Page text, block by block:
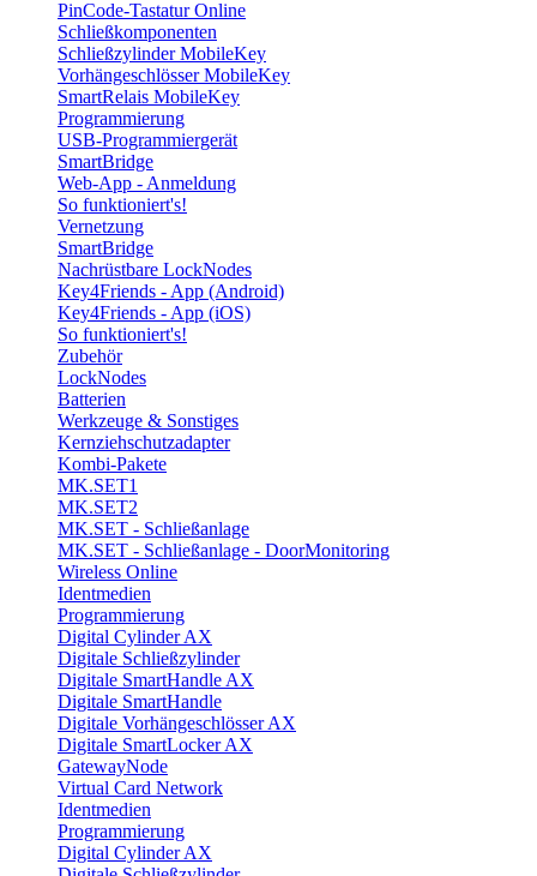
PinCode-Tastatur Online
Schließkomponenten
Schließzylinder MobileKey
Vorhängeschlösser MobileKey
SmartRelais MobileKey
Programmierung
USB-Programmiergerät
SmartBridge
Web-App - Anmeldung
So funktioniert's!
Vernetzung
SmartBridge
Nachrüstbare LockNodes
Key4Friends - App (Android)
Key4Friends - App (iOS)
So funktioniert's!
Zubehör
LockNodes
Batterien
Werkzeuge & Sonstiges
Kernziehschutzadapter
Kombi-Pakete
MK.SET1
MK.SET2
MK.SET - Schließanlage
MK.SET - Schließanlage - DoorMonitoring
Wireless Online
Identmedien
Programmierung
Digital Cylinder AX
Digitale Schließzylinder
Digitale SmartHandle AX
Digitale SmartHandle
Digitale Vorhängeschlösser AX
Digitale SmartLocker AX
GatewayNode
Virtual Card Network
Identmedien
Programmierung
Digital Cylinder AX